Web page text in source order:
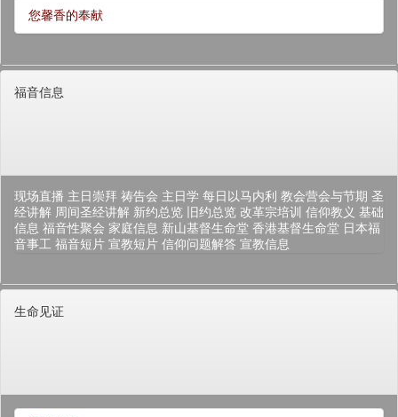
您馨香的奉献
福音信息
现场直播 主日崇拜 祷告会 主日学 每日以马内利 教会营会与节期 圣
经讲解 周间圣经讲解 新约总览 旧约总览 改革宗培训 信仰教义 基础
信息 福音性聚会 家庭信息 新山基督生命堂 香港基督生命堂 日本福
音事工 福音短片 宣教短片 信仰问题解答 宣教信息
生命见证